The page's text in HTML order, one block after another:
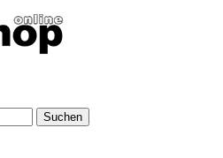
Suchen